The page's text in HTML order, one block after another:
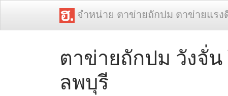
จำหน่าย ตาข่ายถักปม ตาข่ายแรง
ตาข่ายถักปม วังจั่น
ลพบุรี